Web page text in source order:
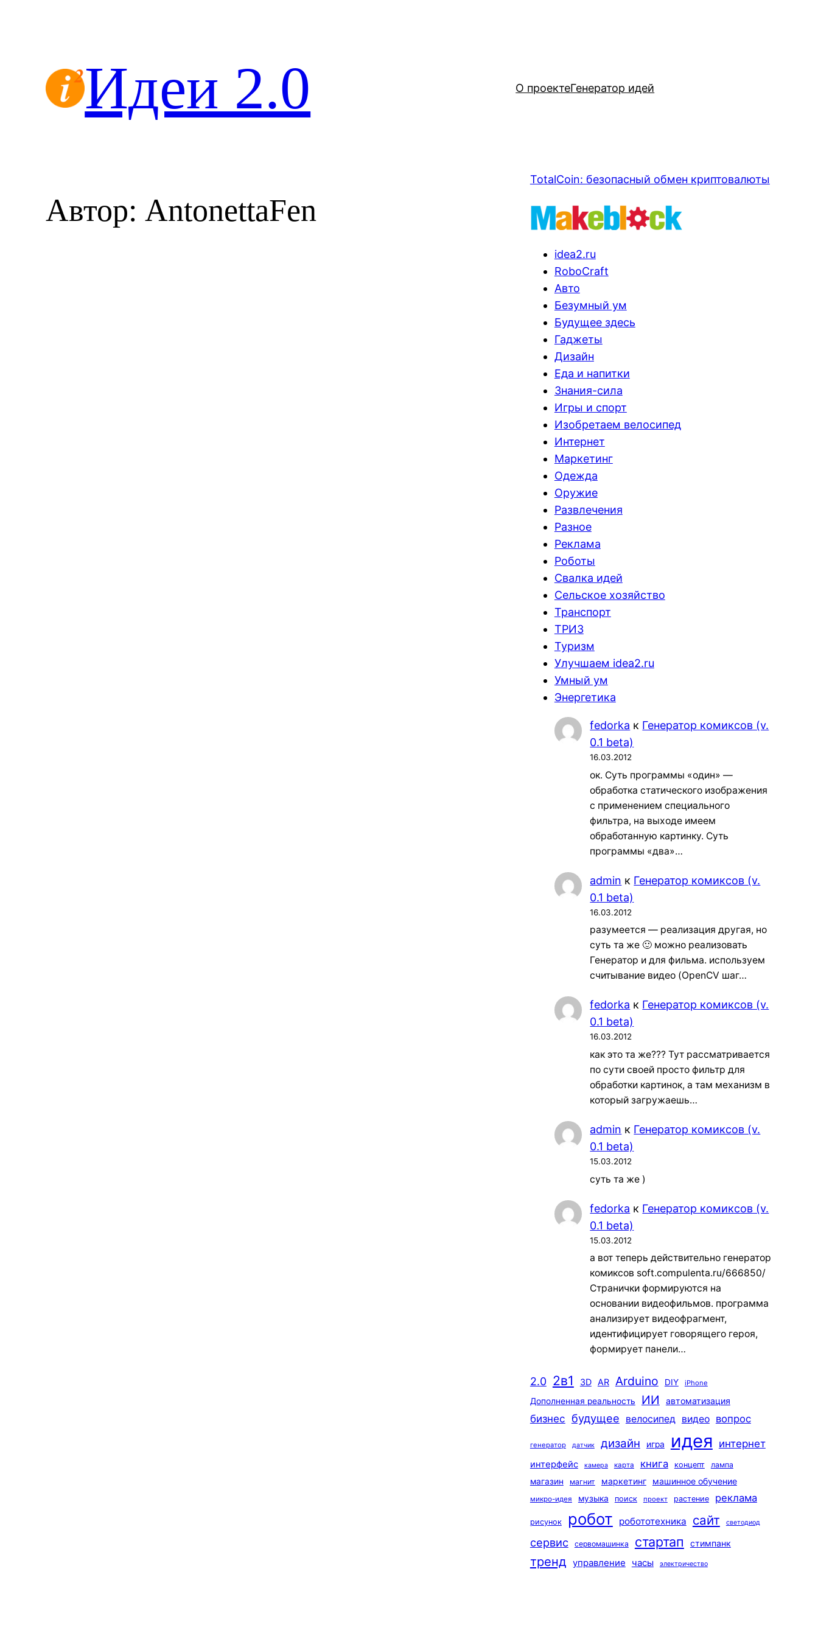
Идеи 2.0 О проектеГенератор идей
Автор:AntonettaFen
TotalCoin: безопасный обмен криптовалюты
idea2.ru
RoboCraft
Авто
Безумный ум
Будущее здесь
Гаджеты
Дизайн
Еда и напитки
Знания-сила
Игры и спорт
Изобретаем велосипед
Интернет
Маркетинг
Одежда
Оружие
Развлечения
Разное
Реклама
Роботы
Свалка идей
Сельское хозяйство
Транспорт
ТРИЗ
Туризм
Улучшаем idea2.ru
Умный ум
Энергетика
fedorka к Генератор комиксов (v.
0.1 beta)
16.03.2012
ок. Суть программы «один» —
обработка статического изображения
с применением специального
фильтра, на выходе имеем
обработанную картинку. Суть
программы «два»…
admin к Генератор комиксов (v.
0.1 beta)
16.03.2012
разумеется — реализация другая, но
суть та же 🙂 можно реализовать
Генератор и для фильма. используем
считывание видео (OpenCV шаг…
fedorka к Генератор комиксов (v.
0.1 beta)
16.03.2012
как это та же??? Тут рассматривается
по сути своей просто фильтр для
обработки картинок, а там механизм в
который загружаешь…
admin к Генератор комиксов (v.
0.1 beta)
15.03.2012
суть та же )
fedorka к Генератор комиксов (v.
0.1 beta)
15.03.2012
а вот теперь действительно генератор
комиксов soft.compulenta.ru/666850/
Странички формируются на
основании видеофильмов. программа
анализирует видеофрагмент,
идентифицирует говорящего героя,
формирует панели…
2.0 2в1 3D AR Arduino DIY iPhone
Дополненная реальность ИИ автоматизация
бизнес будущее велосипед видео вопрос
генератор датчик дизайн игра идея интернет
интерфейс камера карта книга концепт лампа
магазин магнит маркетинг машинное обучение
микро-идея музыка поиск проект растение реклама
рисунок робот робототехника сайт светодиод
сервис сервомашинка стартап стимпанк
тренд управление часы электричество